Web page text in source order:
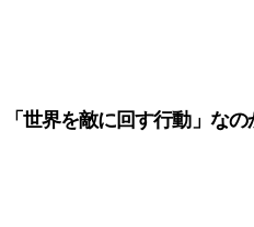
世界を敵に回す行動」な